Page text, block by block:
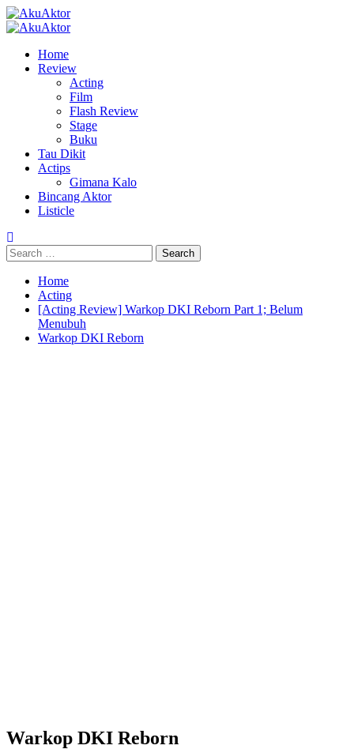
Home
Review
Acting
Film
Flash Review
Stage
Buku
Tau Dikit
Actips
Gimana Kalo
Bincang Aktor
Listicle
Home
Acting
[Acting Review] Warkop DKI Reborn Part 1; Belum
Menubuh
Warkop DKI Reborn
Warkop DKI Reborn